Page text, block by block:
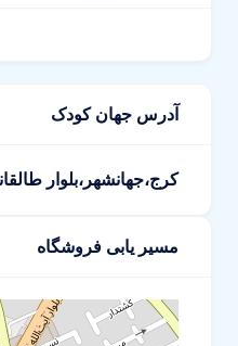
آدرس جهان کودک
کرج،جهانشهر،بلوار
مسیر یابی فروشگاه